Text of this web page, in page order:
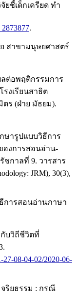
ยชี้เด็กเครียด ทำ
.
สาขามนุษยศาสตร์
ต่อพฤติกรรมการ
งเรียนสาธิต
ร (ฝ่าย มัธยม).
ษารูปแบบวิธีการ
องการสอนอ่าน-
ชกาลที่ 9. วารสาร
JRM), 30(3),
การสอนอ่านภาษา
กับวิถีชีวิตที่
27-08-04-02/2020-06-
ริยธรรม : กรณี